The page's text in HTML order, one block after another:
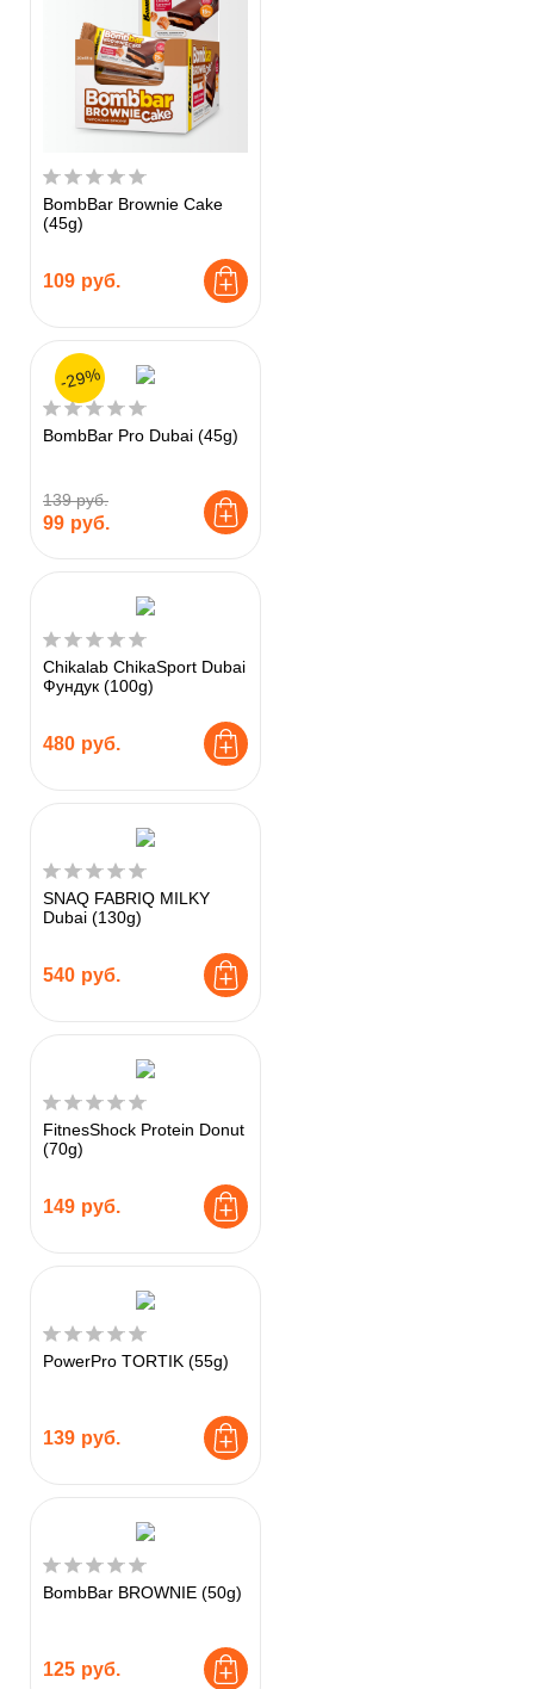
BombBar Brownie Cake
(45g)
109 руб.
BombBar Pro Dubai (45g)
139 руб.
99 руб.
-29%
Chikalab ChikaSport Dubai
Фундук (100g)
480 руб.
SNAQ FABRIQ MILKY
Dubai (130g)
540 руб.
FitnesShock Protein Donut
(70g)
149 руб.
PowerPro TORTIK (55g)
139 руб.
BombBar BROWNIE (50g)
125 руб.